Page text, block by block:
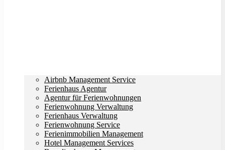
Airbnb Management Service
Ferienhaus Agentur
Agentur für Ferienwohnungen
Ferienwohnung Verwaltung
Ferienhaus Verwaltung
Ferienwohnung Service
Ferienimmobilien Management
Hotel Management Services